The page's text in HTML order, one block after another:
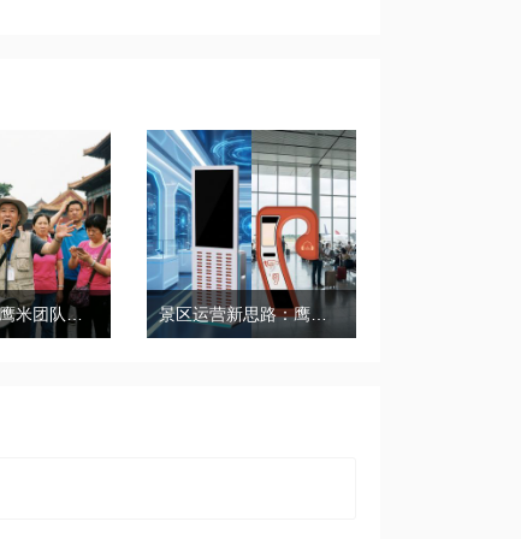
带团必备！鹰米团队讲解器，防串音 + 易管理双在线